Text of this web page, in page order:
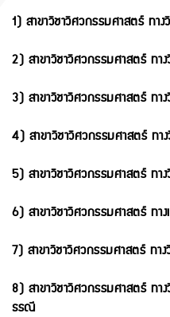
1) สาขาวิชาวิศวกรรมศาสตร์ ทาง
2) สาขาวิชาวิศวกรรมศาสตร์ ท
3) สาขาวิชาวิศวกรรมศาสตร์ ทา
4) สาขาวิชาวิศวกรรมศาสตร์ ทา
5) สาขาวิชาวิศวกรรมศาสตร์ ทา
6) สาขาวิชาวิศวกรรมศาสตร์ ทา
7) สาขาวิชาวิศวกรรมศาสตร์ ทา
8) สาขาวิชาวิศวกรรมศาสตร์ ทา
ธรณี